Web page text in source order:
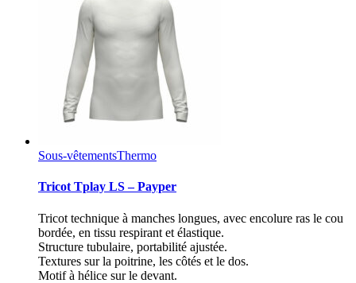
Sous-vêtementsThermo
Tricot Tplay LS – Payper
Tricot technique à manches longues, avec encolure ras le cou
bordée, en tissu respirant et élastique.
Structure tubulaire, portabilité ajustée.
Textures sur la poitrine, les côtés et le dos.
Motif à hélice sur le devant.